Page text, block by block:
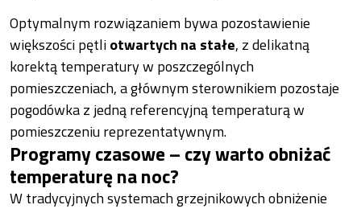
Optymalnym rozwiązaniem bywa pozostawienie
większości pętliotwartych na stałe, z delikatną
korektą temperatury w poszczególnych
pomieszczeniach, a głównym sterownikiem pozostaje
pogodówka z jedną referencyjną temperaturą w
pomieszczeniu reprezentatywnym.
Programy czasowe – czy warto obniżać
temperaturę na noc?
W tradycyjnych systemach grzejnikowych obniżenie